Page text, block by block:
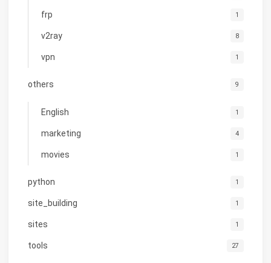
frp 1
v2ray 8
vpn 1
others 9
English 1
marketing 4
movies 1
python 1
site_building 1
sites 1
tools 27